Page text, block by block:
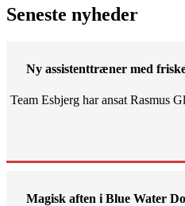
Seneste nyheder
Ny assistenttræner med
Team Esbjerg har ansat Rasmus
Magisk aften i Blue Water